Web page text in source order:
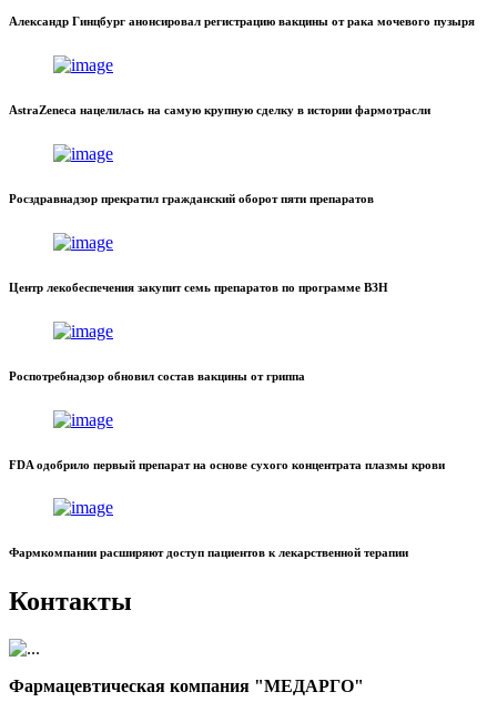
Александр Гинцбург анонсировал регистрацию вакцины от рака мочевого пузыря
AstraZeneca нацелилась на самую крупную сделку в истории фармотрасли
Росздравнадзор прекратил гражданский оборот пяти препаратов
Центр лекобеспечения закупит семь препаратов по программе ВЗН
Роспотребнадзор обновил состав вакцины от гриппа
FDA одобрило первый препарат на основе сухого концентрата плазмы крови
Фармкомпании расширяют доступ пациентов к лекарственной терапии
Контакты
Фармацевтическая компания "МЕДАРГО"